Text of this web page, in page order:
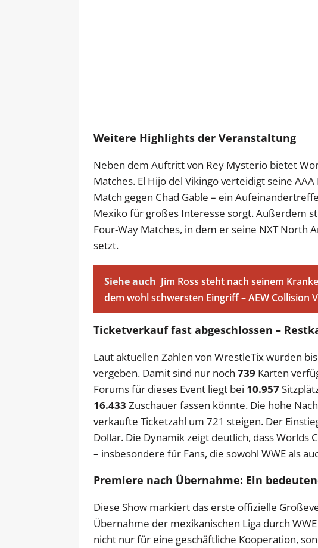
Weitere Highlights der Veranstaltung
Neben dem Auftritt von Rey Mysterio bietet
Matches. El Hijo del Vikingo verteidigt seine
Match gegen Chad Gable – ein
Mexiko für großes Interesse sorgt. Außerdem
Four-Way Matches, in dem er seine NXT North
setzt.
Siehe auch Jim Ross steht nach seinem
dem wohl schwersten Eingriff – AEW Collision
Ticketverkauf fast abgeschlossen –
Laut aktuellen Zahlen von WrestleTix wurden
vergeben. Damit sind nur noch 739 Karten
Forums für dieses Event liegt bei 10.957
16.433 Zuschauer fassen könnte. Die hohe
verkaufte Ticketzahl um 721 steigen. Der
Dollar. Die Dynamik zeigt deutlich, dass Worlds
– insbesondere für Fans, die sowohl WWE als
Premiere nach Übernahme: Ein
Diese Show markiert das erste offizielle
Übernahme der mexikanischen Liga durch
nicht nur für eine geschäftliche Kooperation,